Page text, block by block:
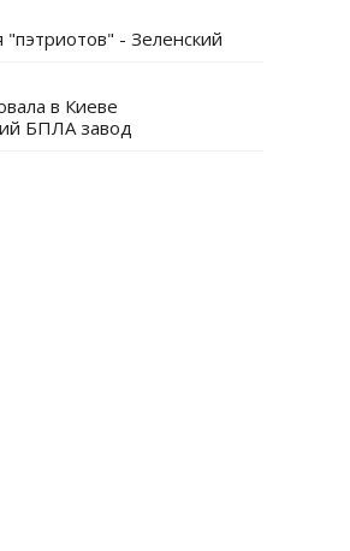
"пэтриотов" - Зеленский
в Киеве
БПЛА завод